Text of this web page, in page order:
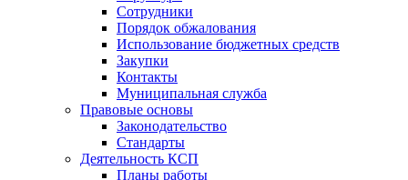
Сотрудники
Порядок обжалования
Использование бюджетных средств
Закупки
Контакты
Муниципальная служба
Правовые основы
Законодательство
Стандарты
Деятельность КСП
Планы работы